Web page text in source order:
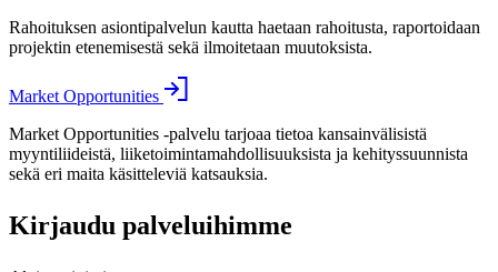
Rahoituksen asiontipalvelun kautta haetaan rahoitusta, raportoidaan
projektin etenemisestä sekä ilmoitetaan muutoksista.
Market Opportunities
Market Opportunities -palvelu tarjoaa tietoa kansainvälisistä
myyntiliideistä, liiketoimintamahdollisuuksista ja kehityssuunnista
sekä eri maita käsitteleviä katsauksia.
Kirjaudu palveluihimme